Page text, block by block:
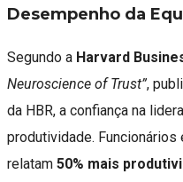
Desempenho da
Segundo a Harvard
Neuroscience of Trust”,
da HBR, a confiança na
produtividade. Funcionários
relatam 50% mais